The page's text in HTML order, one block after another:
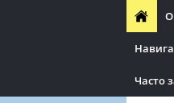
О
Часто